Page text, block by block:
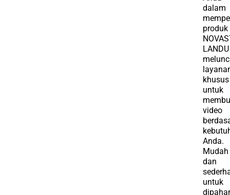
dalam
produk
LANDU
khusus
untuk
video
Anda.
Mudah
dan
untuk